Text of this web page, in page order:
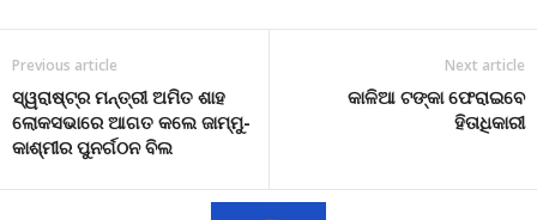
Previous article
ସ୍ୱରାଷ୍ଟ୍ର ମନ୍ତ୍ରୀ ଅମିତ ଶାହ
ଲୋକସଭାରେ ଆଗତ କଲେ ଜାମ୍ମୁ-
କାଶ୍ମୀର ପୁନର୍ଗଠନ ବିଲ
Next article
କାଳିଆ ଟଙ୍କା ଫେରାଇବେ
ହିତାଧିକାରୀ